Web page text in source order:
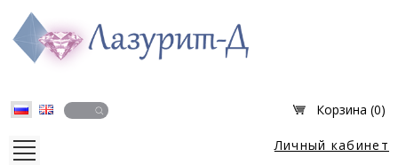
Личный кабинет
Корзина (0)